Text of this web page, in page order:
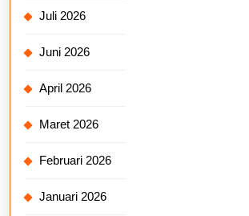
Juli 2026
Juni 2026
April 2026
Maret 2026
Februari 2026
Januari 2026